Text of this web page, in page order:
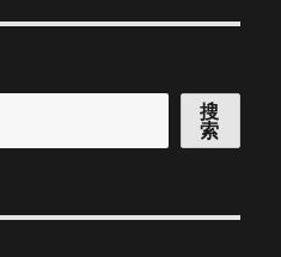
搜
索